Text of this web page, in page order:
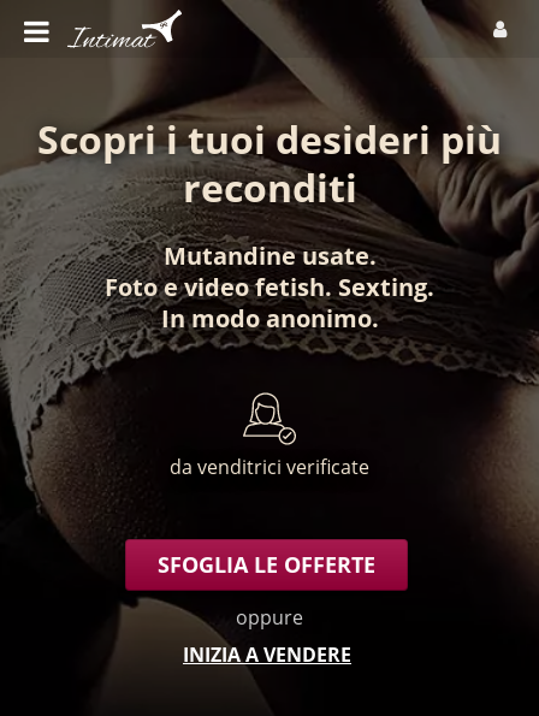
Scopri i tuoi desideri più
reconditi
Mutandine usate.
Fotoevideo fetish. Sexting.
In modo anonimo.
da venditrici verificate
SFOGLIA LE OFFERTE
oppure
INIZIA A VENDERE